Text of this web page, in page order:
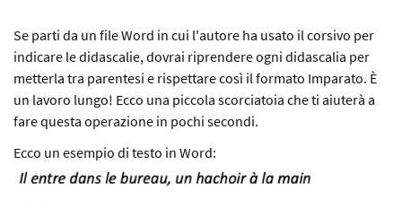
Se parti da un file Word in cui l'autore ha usato il corsivo per
indicare le didascalie, dovrai riprendere ogni didascalia per
metterla tra parentesi e rispettare così il formato Imparato. È
un lavoro lungo! Ecco una piccola scorciatoia che ti aiuterà a
fare questa operazione in pochi secondi.
Ecco un esempio di testo in Word: